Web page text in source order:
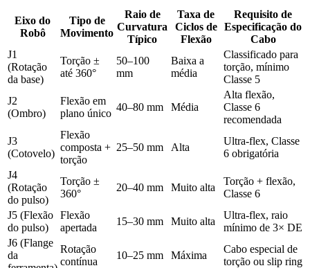
Eixo do
Robô
Tipo de
Movimento
Raio de
Curvatura
Típico
Taxa de
Ciclos de
Flexão
Requisito de
Especificação do
Cabo
J1
(Rotação
da base)
Torção ±
até 360°
50–100
mm
Baixa a
média
Classificado para
torção, mínimo
Classe 5
J2
(Ombro)
Flexão em
plano único
40–80 mm Média
Alta flexão,
Classe 6
recomendada
J3
(Cotovelo)
Flexão
composta +
torção
25–50 mm Alta
Ultra-flex, Classe
6 obrigatória
J4
(Rotação
do pulso)
Torção ±
360°
20–40 mm Muito alta
Torção + flexão,
Classe 6
J5 (Flexão
do pulso)
Flexão
apertada
15–30 mm Muito alta
Ultra-flex, raio
mínimo de 3× DE
J6 (Flange
da
Rotação
contínua
10–25 mm Máxima
Cabo especial de
torção ou slip ring